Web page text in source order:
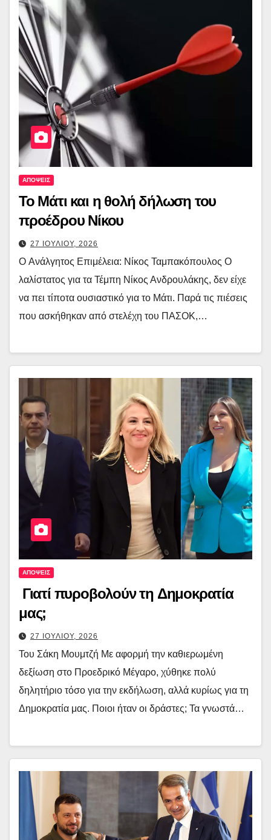
ΑΠΟΨΕΙΣ
To Mάτι και η θολή δήλωση του
προέδρου Νίκου
27 ΙΟΥΛΙΟΥ, 2026
O Ανάλγητος Επιμέλεια: Νίκος Ταμπακόπουλος Ο
λαλίστατος για τα Τέμπη Νίκος Ανδρουλάκης, δεν είχε
να πει τίποτα ουσιαστικό για το Μάτι. Παρά τις πιέσεις
που ασκήθηκαν από στελέχη του ΠΑΣΟΚ,…
ΑΠΟΨΕΙΣ
Γιατί πυροβολούν τη Δημοκρατία
μας;
27 ΙΟΥΛΙΟΥ, 2026
Του Σάκη Μουμτζή Με αφορμή την καθιερωμένη
δεξίωση στο Προεδρικό Μέγαρο, χύθηκε πολύ
δηλητήριο τόσο για την εκδήλωση, αλλά κυρίως για τη
Δημοκρατία μας. Ποιοι ήταν οι δράστες; Τα γνωστά…